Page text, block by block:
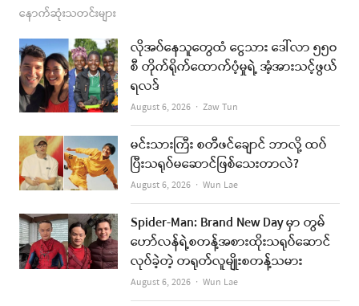
c
e
b
o
o
k
s
t
a
g
r
a
m
s
t
u
b
e
l
နောက်ဆုံးသတင်းများ
လိုအပ်နေသူတွေထံ ငွေသား ဒေါ်လာ ၅၅၀
စီ တိုက်ရိုက်ထောက်ပံ့မှုရဲ့ အံ့အားသင့်ဖွယ်
ရလဒ်
August 6, 2026 Author
Zaw Tun
မင်းသားကြီး စတီဖင်ချောင် ဘာလို့ ထပ်
ပြီးသရုပ်မဆောင်ဖြစ်သေးတာလဲ?
August 6, 2026 Author
Wun Lae
Spider-Man: Brand New Day မှာ တွမ်
ဟော်လန်ရဲ့စတန့်အစားထိုးသရုပ်ဆောင်
လုပ်ခဲ့တဲ့ တရုတ်လူမျိုးစတန့်သမား
August 6, 2026 Author
Wun Lae